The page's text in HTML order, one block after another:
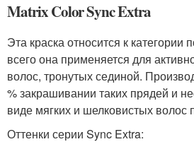
Matrix Color Sync Extra
Эта краска относится к категории
всего она применяется для
волос, тронутых сединой.
% закрашивании таких прядей и
виде мягких и шелковистых волос
Оттенки серии Sync Extra: